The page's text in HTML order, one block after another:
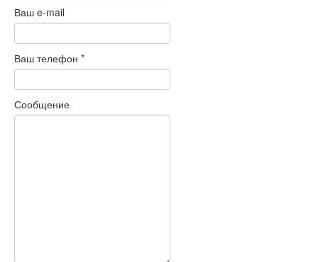
Ваш e-mail
Ваш телефон *
Сообщение